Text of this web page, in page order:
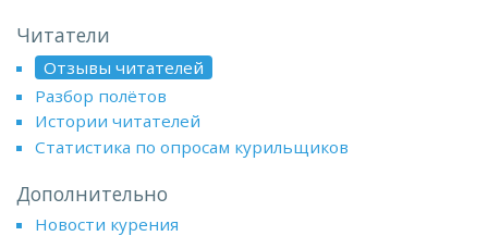
Читатели
Отзывы читателей
Разбор полётов
Истории читателей
Статистика по опросам курильщиков
Дополнительно
Новости курения